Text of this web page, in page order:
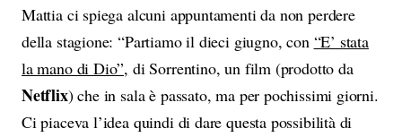
Mattia ci spiega alcuni appuntamenti da non perdere
della stagione: “Partiamo il dieci giugno, con “E’ stata
la mano di Dio”, di Sorrentino, un film (prodotto da
Netflix) che in sala è passato, ma per pochissimi giorni.
Ci piaceva l’idea quindi di dare questa possibilità di